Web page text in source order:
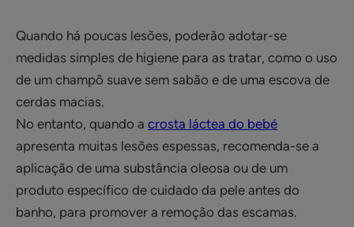
Quando há poucas lesões, poderão adotar-se
medidas simples de higiene para as tratar, como o uso
de um champô suave sem sabão e de uma escova de
cerdas macias.
No entanto, quando a crosta láctea do bebé
apresenta muitas lesões espessas, recomenda-se a
aplicação de uma substância oleosa ou de um
produto específico de cuidado da pele antes do
banho, para promover a remoção das escamas.